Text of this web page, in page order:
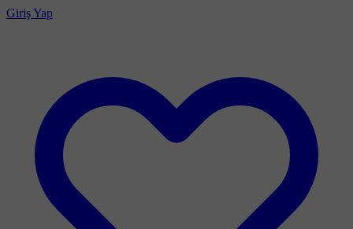
Giriş Yap